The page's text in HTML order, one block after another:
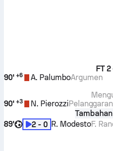
FT 2
90' +6 A. PalumboArgumen
90' +3 N. PierozziPelanggaran
89'
2 - 0 R. ModestoF.